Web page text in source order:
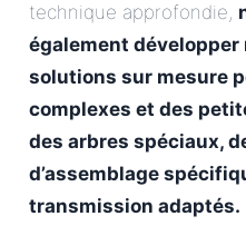
technique approfondie,
également développer
solutions sur mesure
complexes et des
des arbres spéciaux,
d’assemblage
transmission adaptés.